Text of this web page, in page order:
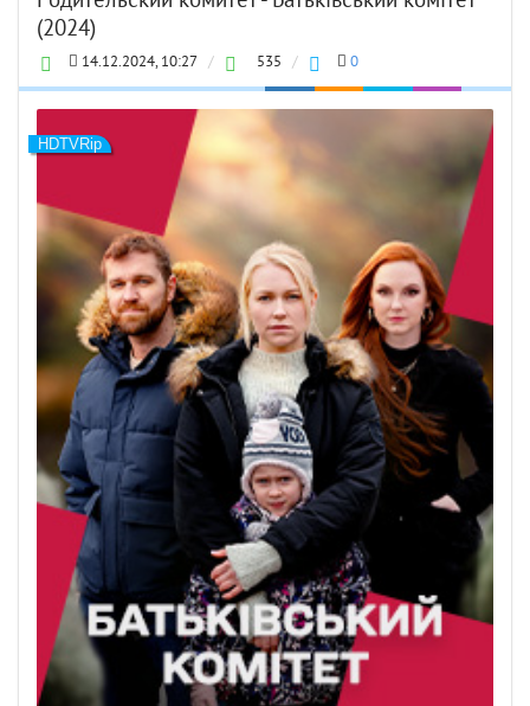
(2024)
14.12.2024, 10:27 / 535 / 0
HDTVRip